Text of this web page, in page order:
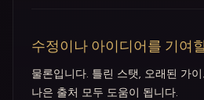
수정이나 아이디어를 기여
물론입니다. 틀린 스탯, 오래된 가
나은 출처 모두 도움이 됩니다.